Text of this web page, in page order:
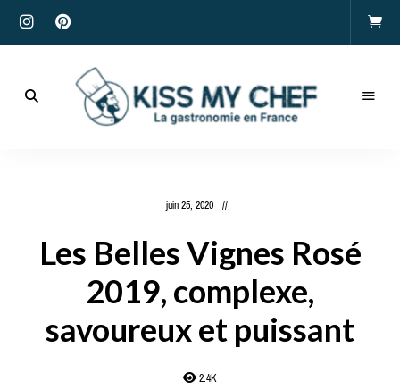
juin 25, 2020
Les Belles Vignes Rosé
2019, complexe,
savoureux et puissant
2.4K